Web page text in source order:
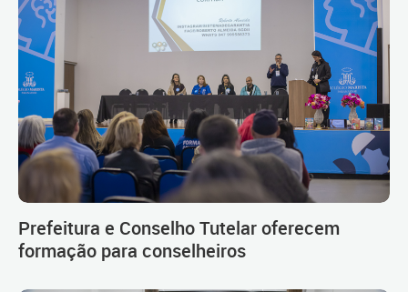
Prefeitura e Conselho Tutelar oferecem
formação para conselheiros